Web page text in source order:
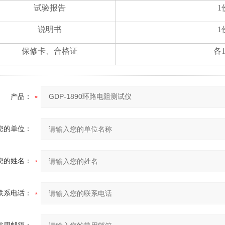
试验报告 1
说明书 1
保修卡、合格证 各
产品：
的单位：
的姓名：
系电话：